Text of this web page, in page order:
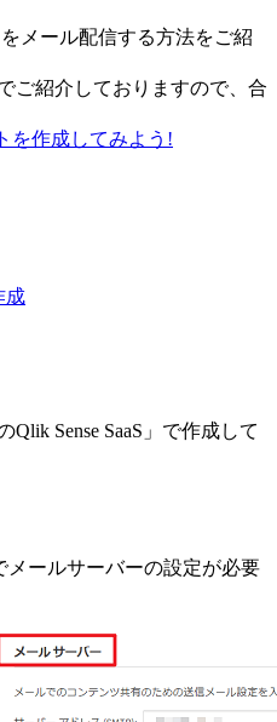
メール配信する方法をご紹
ご紹介しておりますので、合
を作成してみよう!
成
Sense SaaS」で作成して
ールサーバーの設定が必要